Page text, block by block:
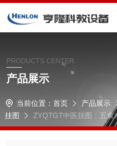
PRODUCTS CENTER
产品展示
当前位置： 首页 产品展示
挂图
ZYQTGT中医挂图：五禽